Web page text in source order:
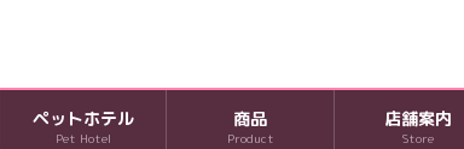
ペットホテル
Pet Hotel
商品
Product
店舗案内
Store